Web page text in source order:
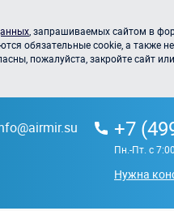
, запрашиваемых сайтом в
обязательные cookie, а также
пожалуйста, закройте сайт
+7
Пн.-Пт. с
Нужна